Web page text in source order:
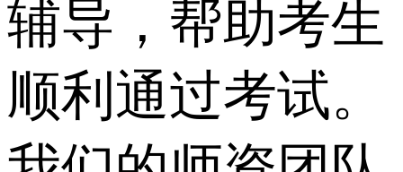
辅导，帮助考生
顺利通过考试。